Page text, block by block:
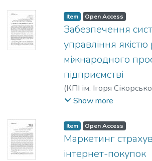
Item Open Access
Забезпечення
управління якістю
міжнародного
підприємстві
(КПІ ім. Ігоря
Пермінова, Світлана
Show more
Item Open Access
Маркетинг
інтернет-покупок